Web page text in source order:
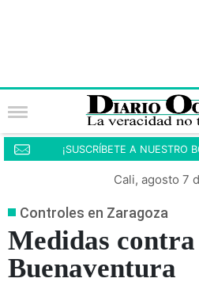
¡SUSCRÍBETE A NUESTRO
Cali, agosto 7
Controles en Zaragoza
Medidas
Buenaventura